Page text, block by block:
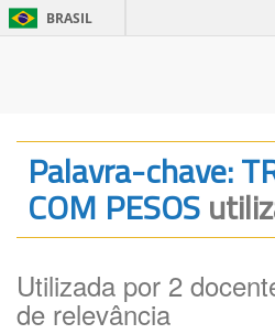
BRASIL
Palavra-chave:
COM PESOS
Utilizada por 2
de relevância